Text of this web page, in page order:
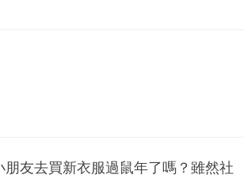
友去買新衣服過鼠年了嗎？雖然社